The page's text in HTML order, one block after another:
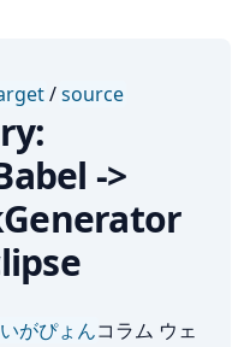
/source
->
いがぴょんコラム ウェ